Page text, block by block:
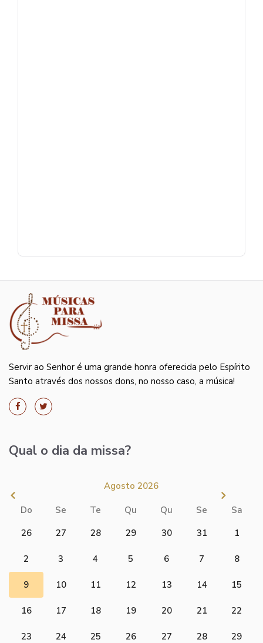
Servir ao Senhor é uma grande honra oferecida pelo Espírito
Santo através dos nossos dons, no nosso caso, a música!
Qual o dia da missa?
Agosto 2026
Do Se Te Qu Qu Se
Sa
26
27 28 29 30 31 1
2 3 4 5 6 7 8
9 10 11 12 13 14 15
16 17 18 19 20 21 22
23 24 25 26 27 28 29